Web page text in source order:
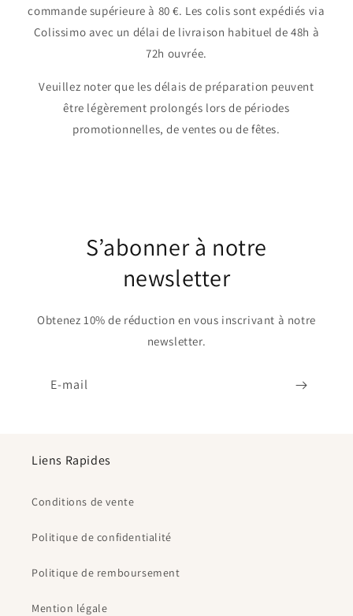
commande supérieure à 80 €. Les colis sont expédiés via
Colissimo avec un délai de livraison habituel de 48h à
72h ouvrée.
Veuillez noter que les délais de préparation peuvent
être légèrement prolongés lors de périodes
promotionnelles, de ventes ou de fêtes.
S’abonner à notre
newsletter
Obtenez 10% de réduction en vous inscrivant à notre
newsletter.
E-mail
Liens Rapides
Conditions de vente
Politique de confidentialité
Politique de remboursement
Mention légale